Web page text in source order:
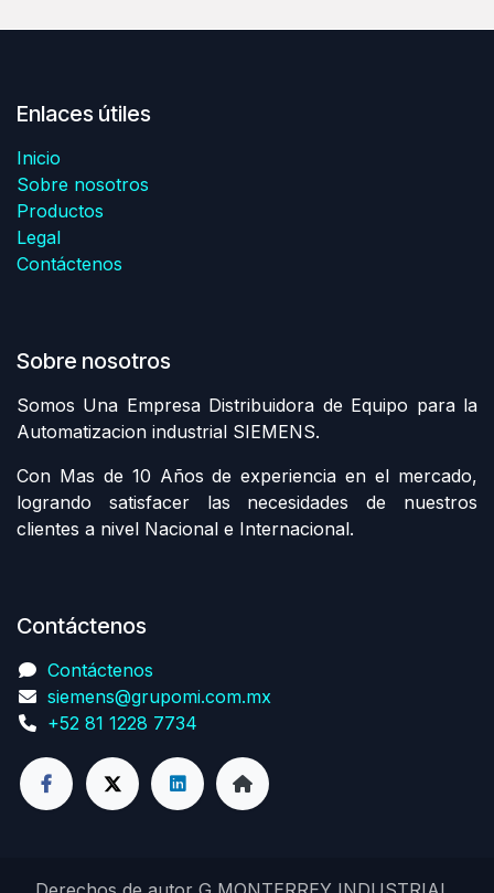
Enlaces útiles
Inicio
Sobre nosotros
Productos
Legal
Contáctenos
Sobre nosotros
Somos Una Empresa Distribuidora de Equipo para la
Automatizacion industrial SIEMENS.
Con Mas de 10 Años de experiencia en el mercado,
logrando satisfacer las necesidades de nuestros
clientes a nivel Nacional e Internacional.
Contáctenos
Contáctenos
siemens@grupomi.com.mx
+52 81 1228 7734